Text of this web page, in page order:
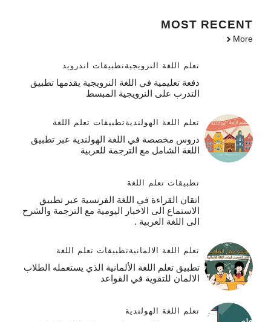
MOST RECENT
More
تعلم اللغة النرويجيةتطبيقات اندرويد
دفعة تعليمية في اللغة النرويجية يقدمها تطبيق
التدرب على النرويجية المبسط
تعلم اللغة الهولنديةتطبيقات تعلم اللغة
دروس مخصصة في اللغة الهولندية عبر تطبيق
اللغة الشامل مع الترجمة للعربية
تطبيقات تعلم اللغة
اتقان القراءة في اللغة الفرنسية عبر تطبيق
الاستماع الى الاخبار اليومية مع الترجمة والشرح
الى اللغة العربية .
تعلم اللغة الالمانيةتطبيقات تعلم اللغة
تطبيق تعلم اللغة الألمانية الذي يستعمله الطلاب
الالمان للتقوية في القواعد
تعلم اللغة الهولندية